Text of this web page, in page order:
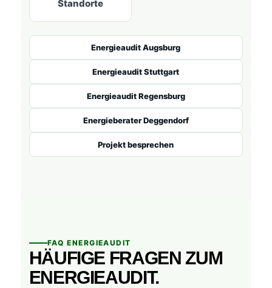
Standorte
Energieaudit Augsburg
Energieaudit Stuttgart
Energieaudit Regensburg
Energieberater Deggendorf
Projekt besprechen
FAQ ENERGIEAUDIT
HÄUFIGE FRAGEN ZUM
ENERGIEAUDIT.